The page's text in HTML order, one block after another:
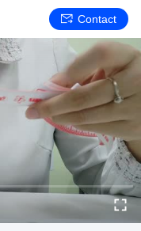
Contact